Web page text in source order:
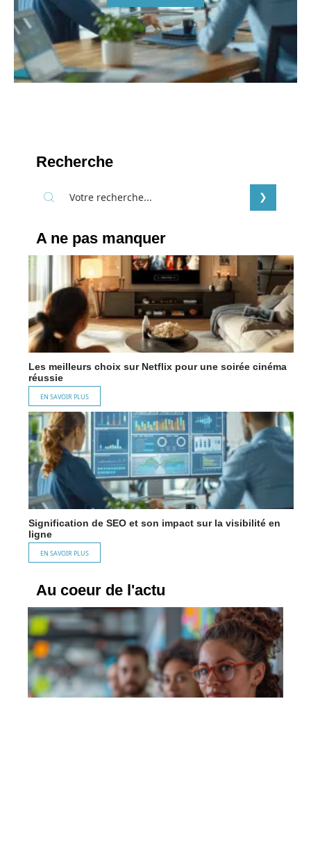
Recherche
A ne pas manquer
Les meilleurs choix sur Netflix pour une soirée cinéma
réussie
EN SAVOIR PLUS
Signification de SEO et son impact sur la visibilité en
ligne
EN SAVOIR PLUS
Au coeur de l'actu